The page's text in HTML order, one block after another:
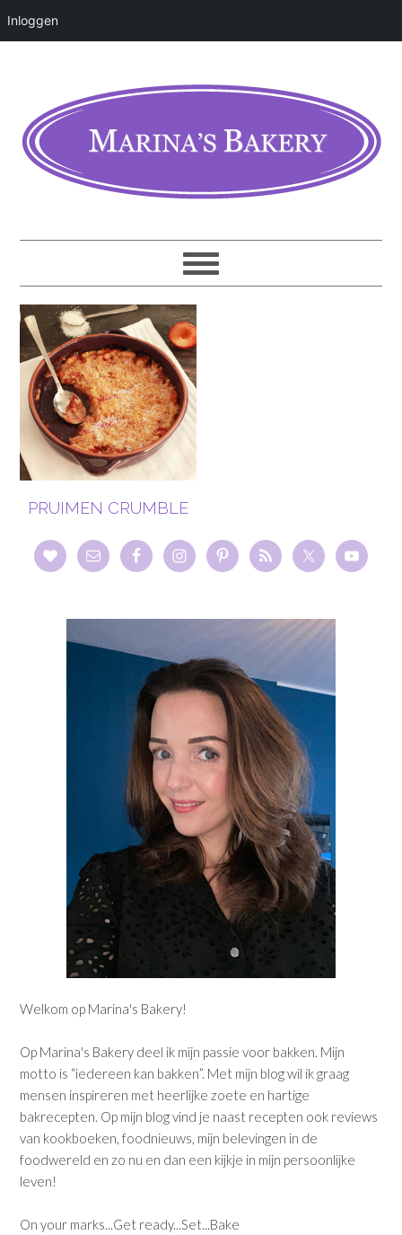
Inloggen
PRUIMEN CRUMBLE
Welkom op Marina's Bakery!
Op Marina's Bakery deel ik mijn passie voor bakken. Mijn
motto is “iedereen kan bakken”. Met mijn blog wil ik graag
mensen inspireren met heerlijke zoete en hartige
bakrecepten. Op mijn blog vind je naast recepten ook reviews
van kookboeken, foodnieuws, mijn belevingen in de
foodwereld en zo nu en dan een kijkje in mijn persoonlijke
leven!
On your marks...Get ready...Set...Bake